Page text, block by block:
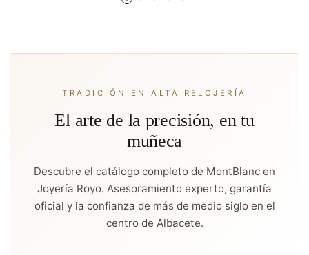
TRADICIÓN EN ALTA RELOJERÍA
El arte de la precisión, en tu
muñeca
Descubre el catálogo completo de MontBlanc en
Joyería Royo. Asesoramiento experto, garantía
oficial y la confianza de más de medio siglo en el
centro de Albacete.